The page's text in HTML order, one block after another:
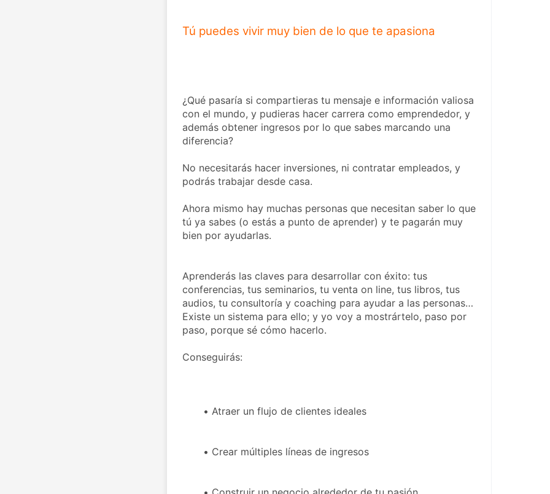
Tú puedes vivir muy bien de lo que te apasiona
¿Qué pasaría si compartieras tu mensaje e información valiosa
con el mundo, y pudieras hacer carrera como emprendedor, y
además obtener ingresos por lo que sabes marcando una
diferencia?
No necesitarás hacer inversiones, ni contratar empleados, y
podrás trabajar desde casa.
Ahora mismo hay muchas personas que necesitan saber lo que
tú ya sabes (o estás a punto de aprender) y te pagarán muy
bien por ayudarlas.
Aprenderás las claves para desarrollar con éxito: tus
conferencias, tus seminarios, tu venta on line, tus libros, tus
audios, tu consultoría y coaching para ayudar a las personas…
Existe un sistema para ello; y yo voy a mostrártelo, paso por
paso, porque sé cómo hacerlo.
Conseguirás:
Atraer un flujo de clientes ideales
Crear múltiples líneas de ingresos